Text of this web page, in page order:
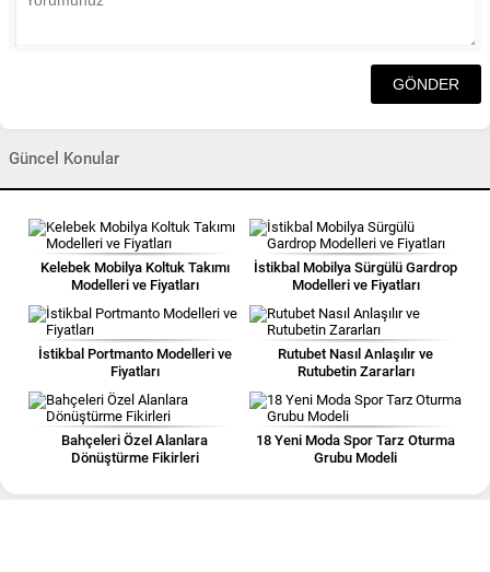
Güncel Konular
Kelebek Mobilya Koltuk Takımı
Modelleri ve Fiyatları
İstikbal Mobilya Sürgülü Gardrop
Modelleri ve Fiyatları
İstikbal Portmanto Modelleri ve
Fiyatları
Rutubet Nasıl Anlaşılır ve
Rutubetin Zararları
Bahçeleri Özel Alanlara
Dönüştürme Fikirleri
18 Yeni Moda Spor Tarz Oturma
Grubu Modeli